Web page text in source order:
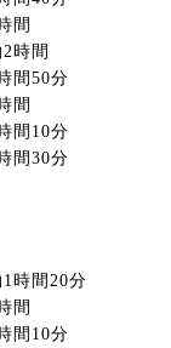
間
時間
間50分
間
間10分
間30分
時間20分
間
間10分